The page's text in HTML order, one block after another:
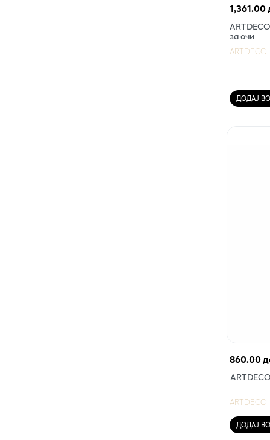
1,361.00
за очи
ARTDECO
ДОДАЈ
860.00
ARTDECO
ДОДАЈ